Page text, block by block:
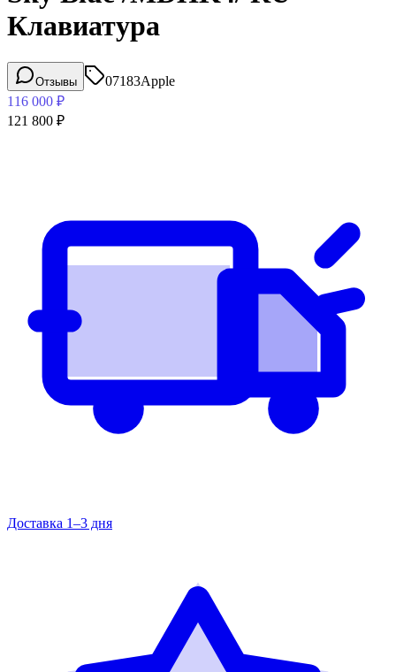
Клавиатура
Отзывы 07183Apple
116 000 ₽
121 800 ₽
Доставка 1–3 дня